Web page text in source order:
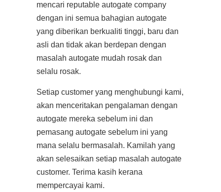
mencari reputable autogate company
dengan ini semua bahagian autogate
yang diberikan berkualiti tinggi, baru dan
asli dan tidak akan berdepan dengan
masalah autogate mudah rosak dan
selalu rosak.
Setiap customer yang menghubungi kami,
akan menceritakan pengalaman dengan
autogate mereka sebelum ini dan
pemasang autogate sebelum ini yang
mana selalu bermasalah. Kamilah yang
akan selesaikan setiap masalah autogate
customer. Terima kasih kerana
mempercayai kami.